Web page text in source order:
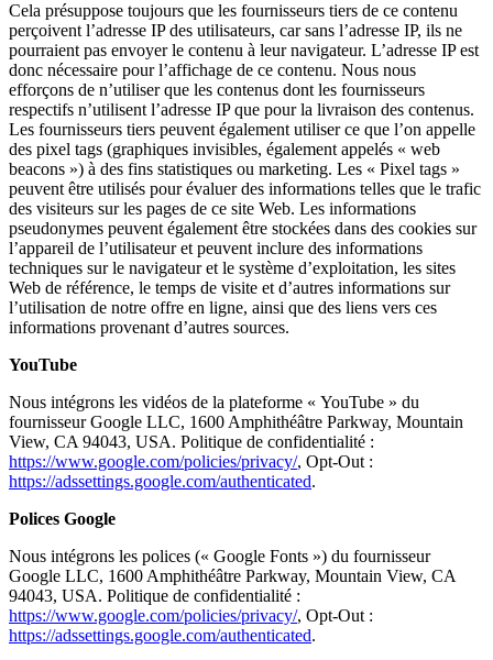
Cela présuppose toujours que les fournisseurs tiers de ce contenu
perçoivent l’adresse IP des utilisateurs, car sans l’adresse IP, ils ne
pourraient pas envoyer le contenu à leur navigateur. L’adresse IP est
donc nécessaire pour l’affichage de ce contenu. Nous nous
efforçons de n’utiliser que les contenus dont les fournisseurs
respectifs n’utilisent l’adresse IP que pour la livraison des contenus.
Les fournisseurs tiers peuvent également utiliser ce que l’on appelle
des pixel tags (graphiques invisibles, également appelés « web
beacons ») à des fins statistiques ou marketing. Les « Pixel tags »
peuvent être utilisés pour évaluer des informations telles que le trafic
des visiteurs sur les pages de ce site Web. Les informations
pseudonymes peuvent également être stockées dans des cookies sur
l’appareil de l’utilisateur et peuvent inclure des informations
techniques sur le navigateur et le système d’exploitation, les sites
Web de référence, le temps de visite et d’autres informations sur
l’utilisation de notre offre en ligne, ainsi que des liens vers ces
informations provenant d’autres sources.
YouTube
Nous intégrons les vidéos de la plateforme « YouTube » du
fournisseur Google LLC, 1600 Amphithéâtre Parkway, Mountain
View, CA 94043, USA. Politique de confidentialité :
https://www.google.com/policies/privacy/, Opt-Out :
https://adssettings.google.com/authenticated.
Polices Google
Nous intégrons les polices (« Google Fonts ») du fournisseur
Google LLC, 1600 Amphithéâtre Parkway, Mountain View, CA
94043, USA. Politique de confidentialité :
https://www.google.com/policies/privacy/, Opt-Out :
https://adssettings.google.com/authenticated.